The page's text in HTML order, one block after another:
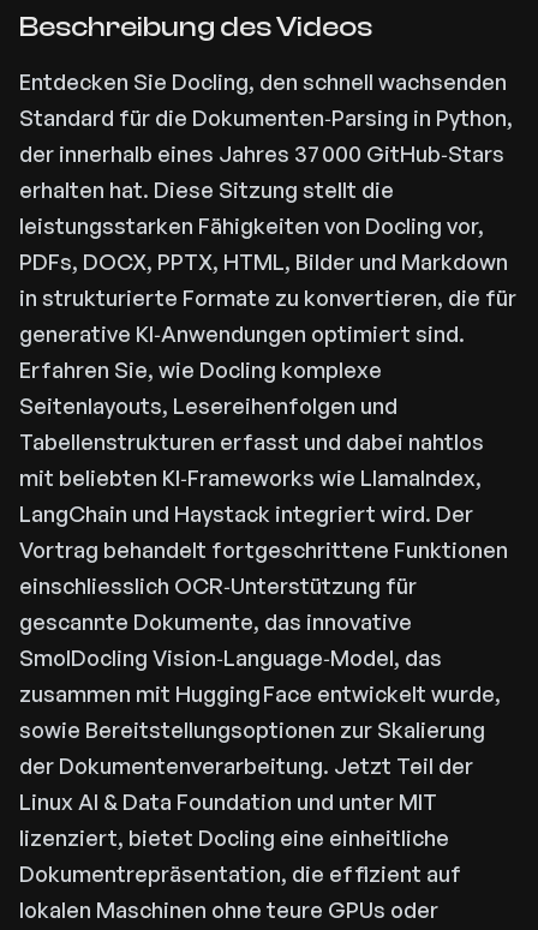
Beschreibung des Videos
Entdecken Sie Docling, den schnell wachsenden
Standard für die Dokumenten‑Parsing in Python,
der innerhalb eines Jahres 37 000 GitHub‑Stars
erhalten hat. Diese Sitzung stellt die
leistungsstarken Fähigkeiten von Docling vor,
PDFs, DOCX, PPTX, HTML, Bilder und Markdown
in strukturierte Formate zu konvertieren, die für
generative KI‑Anwendungen optimiert sind.
Erfahren Sie, wie Docling komplexe
Seitenlayouts, Lesereihenfolgen und
Tabellenstrukturen erfasst und dabei nahtlos
mit beliebten KI‑Frameworks wie LlamaIndex,
LangChain und Haystack integriert wird. Der
Vortrag behandelt fortgeschrittene Funktionen
einschliesslich OCR‑Unterstützung für
gescannte Dokumente, das innovative
SmolDocling Vision‑Language‑Model, das
zusammen mit Hugging Face entwickelt wurde,
sowie Bereitstellungsoptionen zur Skalierung
der Dokumentenverarbeitung. Jetzt Teil der
Linux AI & Data Foundation und unter MIT
lizenziert, bietet Docling eine einheitliche
Dokumentrepräsentation, die effizient auf
lokalen Maschinen ohne teure GPUs oder